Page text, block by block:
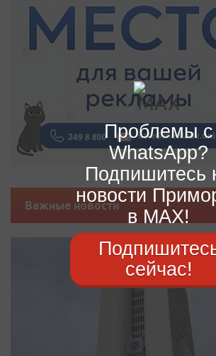
Важные новости
Проблемы с
WhatsApp?
Подпишитесь
новости
в MAX!
сейчас!